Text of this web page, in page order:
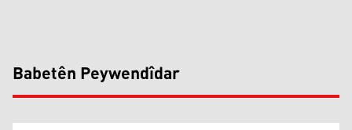
Babetên Peywendîdar